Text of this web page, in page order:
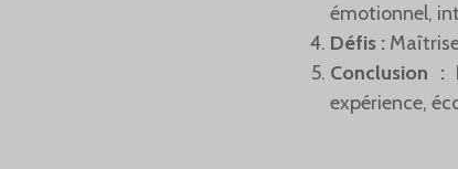
émotionnel,
Défis :
Conclusion :
expérience,